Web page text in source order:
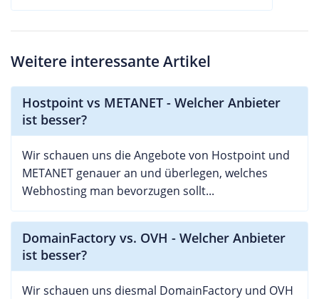
Weitere interessante Artikel
Hostpoint vs METANET - Welcher Anbieter
ist besser?
Wir schauen uns die Angebote von Hostpoint und
METANET genauer an und überlegen, welches
Webhosting man bevorzugen sollt...
DomainFactory vs. OVH - Welcher Anbieter
ist besser?
Wir schauen uns diesmal DomainFactory und OVH